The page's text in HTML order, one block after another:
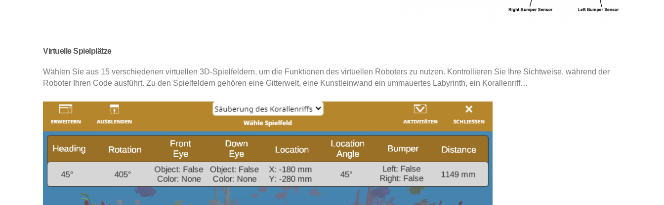
Virtuelle Spielplätze
Wählen Sie aus 15 verschiedenen virtuellen 3D-Spielfeldern, um die Funktionen des virtuellen Roboters zu nutzen. Kontrollieren Sie Ihre Sichtweise, während der
Roboter Ihren Code ausführt. Zu den Spielfeldern gehören eine Gitterwelt, eine Kunstleinwand ein ummauertes Labyrinth, ein Korallenriff…